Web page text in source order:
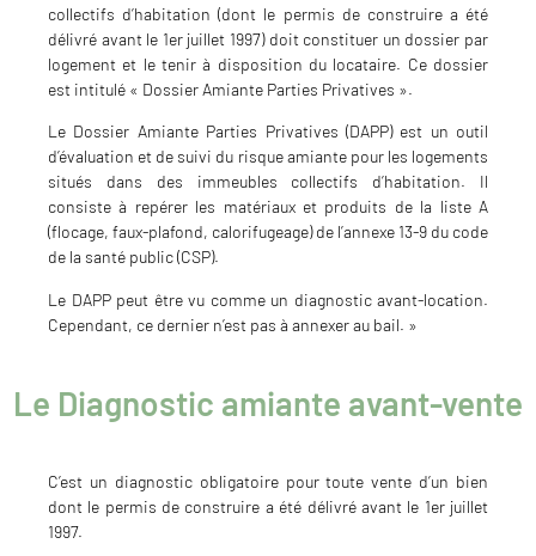
collectifs d’habitation (dont le permis de construire a été
délivré avant le 1er juillet 1997) doit constituer un dossier par
logement et le tenir à disposition du locataire. Ce dossier
est intitulé « Dossier Amiante Parties Privatives ».
Le Dossier Amiante Parties Privatives (DAPP) est un outil
d’évaluation et de suivi du risque amiante pour les logements
situés dans des immeubles collectifs d’habitation. Il
consiste à repérer les matériaux et produits de la liste A
(flocage, faux-plafond, calorifugeage) de l’annexe 13-9 du code
de la santé public (CSP).
Le DAPP peut être vu comme un diagnostic avant-location.
Cependant, ce dernier n’est pas à annexer au bail. »
Le Diagnostic amiante avant-vente
C’est un diagnostic obligatoire pour toute vente d’un bien
dont le permis de construire a été délivré avant le 1er juillet
1997.